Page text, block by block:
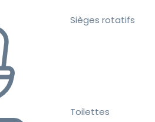
Sièges rotatifs
Toilettes